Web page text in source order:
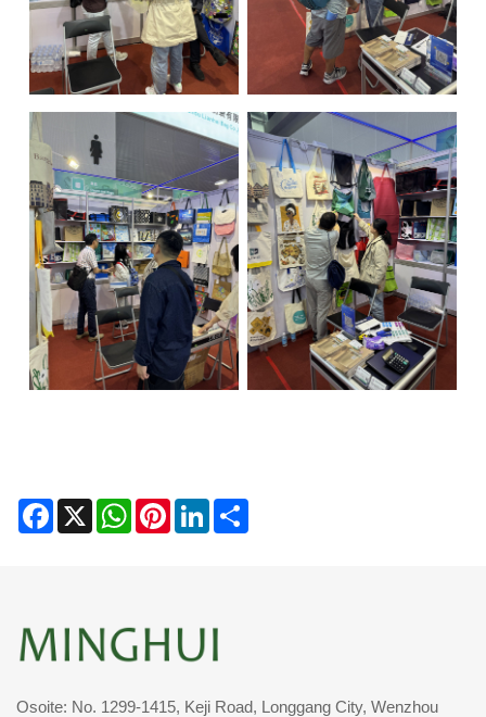
Facebook
X WhatsAppPinterestLinkedIn
Osoite: No. 1299-1415, Keji Road, Longgang City, Wenzhou